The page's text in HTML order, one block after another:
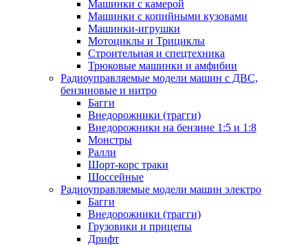
Машинки с камерой
Машинки с копийными кузовами
Машинки-игрушки
Мотоциклы и Трициклы
Строительная и спецтехника
Трюковые машинки и амфибии
Радиоуправляемые модели машин с ДВС,
бензиновые и нитро
Багги
Внедорожники (трагги)
Внедорожники на бензине 1:5 и 1:8
Монстры
Ралли
Шорт-корс траки
Шоссейные
Радиоуправляемые модели машин электро
Багги
Внедорожники (трагги)
Грузовики и прицепы
Дрифт